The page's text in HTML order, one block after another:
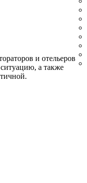
и отельеров
а также